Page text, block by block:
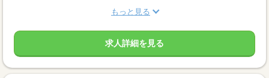
もっと見る
求人詳細を見る